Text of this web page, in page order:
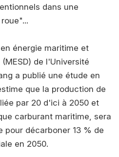
dans une
énergie maritime et
de l'Université
a publié une étude en
que la production de
par 20 d'ici à 2050 et
carburant maritime, sera
pour décarboner 13 % de
en 2050.